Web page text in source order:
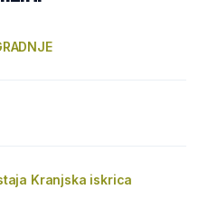
Kranjska iskrica